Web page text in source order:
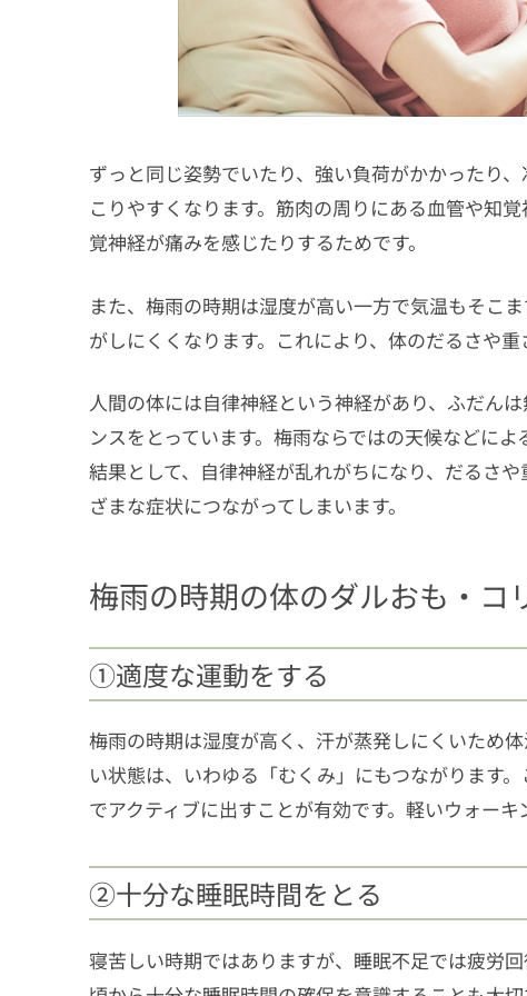
ずっと同じ姿勢でいたり、強い負荷がかかったり
こりやすくなります。筋肉の周りにある血管や知
覚神経が痛みを感じたりするためです。
また、梅雨の時期は湿度が高い一方で気温もそこ
がしにくくなります。これにより、体のだるさや重
人間の体には自律神経という神経があり、ふだん
ンスをとっています。梅雨ならではの天候などに
結果として、自律神経が乱れがちになり、だるさ
ざまな症状につながってしまいます。
梅雨の時期の体のダルおも・コ
①適度な運動をする
梅雨の時期は湿度が高く、汗が蒸発しにくいため
い状態は、いわゆる「むくみ」にもつながります
でアクティブに出すことが有効です。軽いウォーキ
②十分な睡眠時間をとる
寝苦しい時期ではありますが、睡眠不足では疲労